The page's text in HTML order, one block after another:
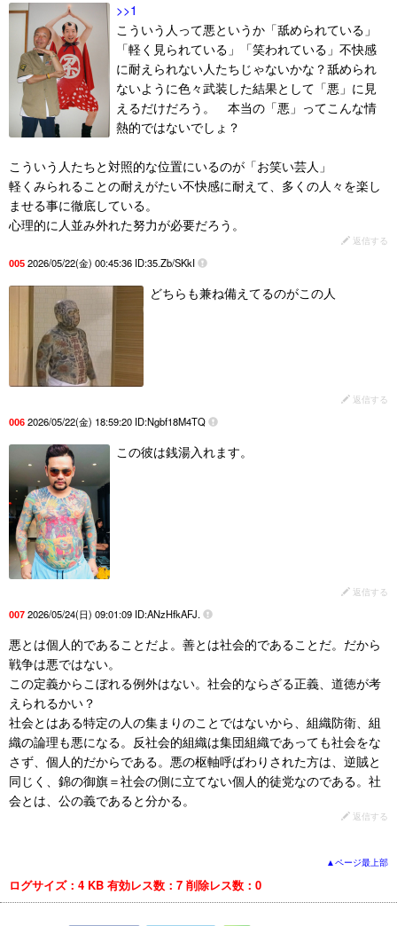
>>1
こういう人って悪というか「舐められている」
「軽く見られている」「笑われている」不快感
に耐えられない人たちじゃないかな？舐められ
ないように色々武装した結果として「悪」に見
えるだけだろう。 本当の「悪」ってこんな情
熱的ではないでしょ？
こういう人たちと対照的な位置にいるのが「お笑い芸人」
軽くみられることの耐えがたい不快感に耐えて、多くの人々を楽し
ませる事に徹底している。
心理的に人並み外れた努力が必要だろう。
返信する
005 2026/05/22(金) 00:45:36 ID:35.Zb/SKkI
どちらも兼ね備えてるのがこの人
返信する
006 2026/05/22(金) 18:59:20 ID:Ngbf18M4TQ
この彼は銭湯入れます。
返信する
007 2026/05/24(日) 09:01:09 ID:ANzHfkAFJ.
悪とは個人的であることだよ。善とは社会的であることだ。だから
戦争は悪ではない。
この定義からこぼれる例外はない。社会的ならざる正義、道徳が考
えられるかい？
社会とはある特定の人の集まりのことではないから、組織防衛、組
織の論理も悪になる。反社会的組織は集団組織であっても社会をな
さず、個人的だからである。悪の枢軸呼ばわりされた方は、逆賊と
同じく、錦の御旗＝社会の側に立てない個人的徒党なのである。社
会とは、公の義であると分かる。
返信する
▲ページ最上部
ログサイズ：4 KB 有効レス数：7 削除レス数：0